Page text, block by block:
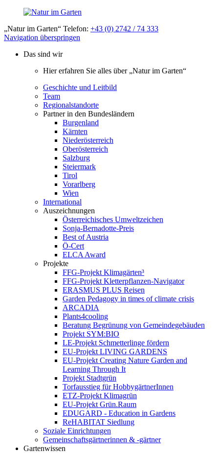
„Natur im Garten“ Telefon: +43 (0) 2742 / 74 333
Navigation überspringen
Das sind wir
Hier erfahren Sie alles über „Natur im Garten“
Geschichte und Leitbild
Team
Regionalstandorte
Partner in den Bundesländern
Burgenland
Kärnten
Niederösterreich
Oberösterreich
Salzburg
Steiermark
Tirol
Vorarlberg
Wien
International
Auszeichnungen
Österreichisches Umweltzeichen
Sonja-Bernadotte-Preis
Best of Austria
Ö-Cert
ELCA Award
Projekte
FFG-Projekt Klimagärten³
FFG-Projekt Kletterpflanzen-Navigator
ERASMUS PLUS Reisen
Garden Pedagogy in times of climate crisis
ARCADIA
Plants4cooling
Beratung Begrünung von Gemeindegebäuden
Projekt SYM:BIO
LE-Projekt Schmetterlinge fördern
EU-Projekt LIVING GARDENS
EU-Projekt Creating Nature Garden and
Learning Through It
Projekt Stadtgrün
Torfausstieg für HobbygärtnerInnen
ETZ-Projekt Klimagrün
EU-Projekt Grün.Raum
EDUGARD - Education in Gardens
ReHABITAT Siedlung
Soziale Einrichtungen
Gemeinschaftsgärtnerinnen & -gärtner
Gartenwissen